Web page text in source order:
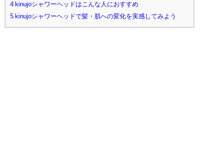
4 kinujoシャワーヘッドはこんな人におすすめ
5 kinujoシャワーヘッドで髪・肌への変化を実感してみよう